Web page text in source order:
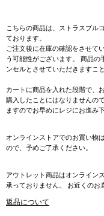
こちらの商品は、ストラスブル
ております。
ご注文後に在庫の確認をさせて
う可能性がございます。 商品
ンセルとさせていただきますこ
カートに商品を入れた段階で、
購入したことにはなりませんの
ますのでお早めにレジにお進み
オンラインストアでのお買い物
ので、予めご了承ください。
アウトレット商品はオンライン
承っておりません。 お近くのお
返品について